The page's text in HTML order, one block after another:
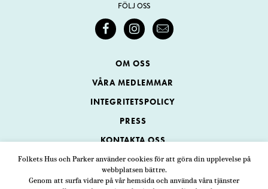
Folkets Hus och Parker använder cookies för att göra din upplevelse på
webbplatsen bättre.
Genom att surfa vidare på vår hemsida och använda våra tjänster
FÖLJ OSS
OM OSS
VÅRA MEDLEMMAR
INTEGRITETSPOLICY
PRESS
KONTAKTA OSS
Folkets Hus och Parker